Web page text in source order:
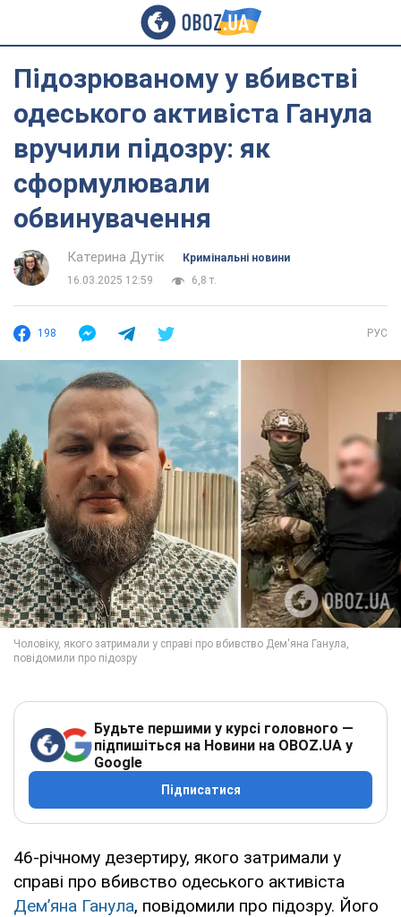
Підозрюваному у вбивстві
одеського активіста Ганула
вручили підозру: як
сформулювали
обвинувачення
Катерина Дутік
Кримінальні новини
16.03.2025 12:59
6,8 т.
198 РУС
Будьте першими у курсі головного —
підпишіться на Новини на OBOZ.UA у
Google
Підписатися
46-річному дезертиру, якого затримали у
справі про вбивство одеського активіста
Дем’яна Ганула, повідомили про підозру. Його